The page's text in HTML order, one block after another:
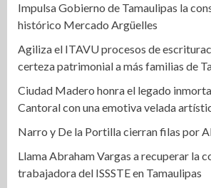
Impulsa Gobierno de Tamaulipas la
histórico Mercado Argüelles
Agiliza el ITAVU procesos de
certeza patrimonial a más familias de
Ciudad Madero honra el legado
Cantoral con una emotiva velada
Narro y De la Portilla cierran filas por
Llama Abraham Vargas a recuperar la
trabajadora del ISSSTE en Tamaulipas